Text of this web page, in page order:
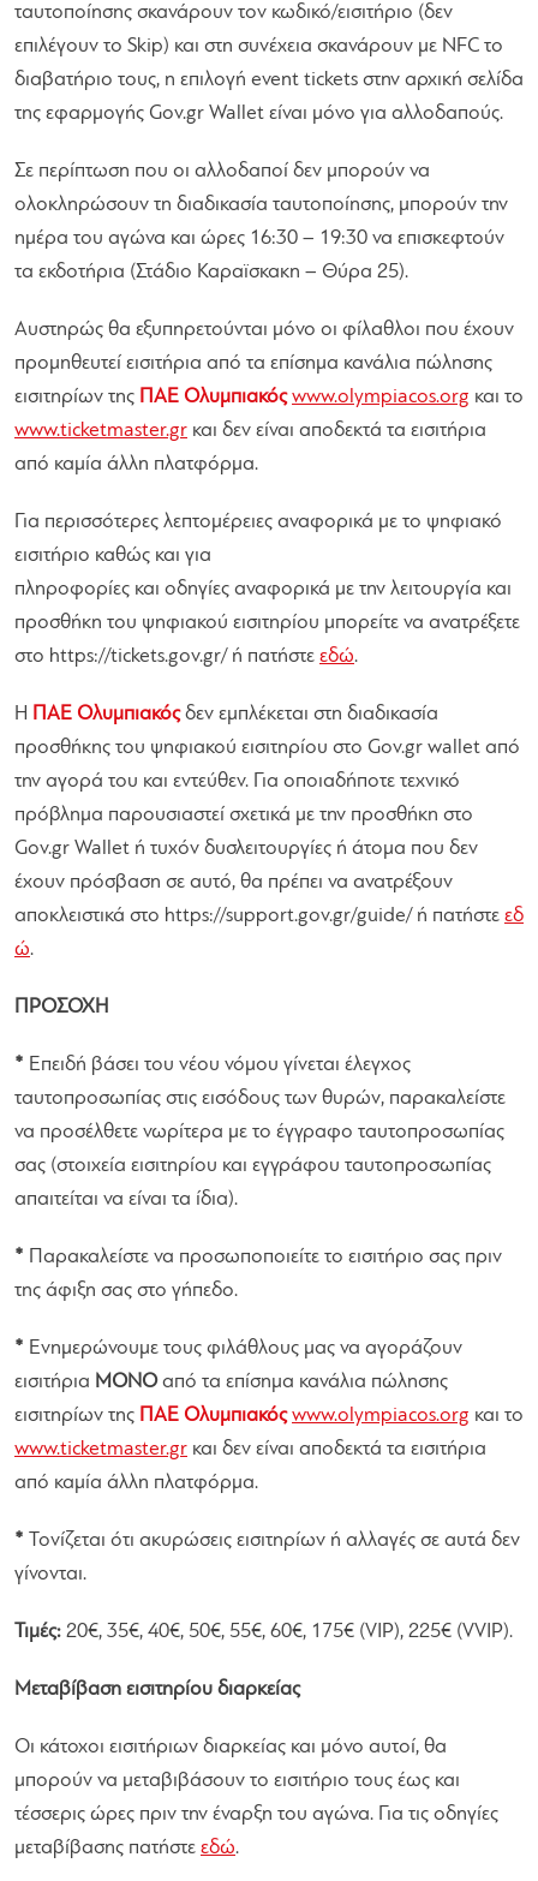
ταυτοποίησης σκανάρουν τον κωδικό/εισιτήριο (δεν
επιλέγουν το Skip) και στη συνέχεια σκανάρουν με NFC το
διαβατήριο τους, η επιλογή event tickets στην αρχική σελίδα
της εφαρμογής Gov.gr Wallet είναι μόνο για αλλοδαπούς.
Σε περίπτωση που οι αλλοδαποί δεν μπορούν να
ολοκληρώσουν τη διαδικασία ταυτοποίησης, μπορούν την
ημέρα του αγώνα και ώρες 16:30 – 19:30 να επισκεφτούν
τα εκδοτήρια (Στάδιο Καραϊσκακη – Θύρα 25).
Αυστηρώς θα εξυπηρετούνται μόνο οι φίλαθλοι που έχουν
προμηθευτεί εισιτήρια από τα επίσημα κανάλια πώλησης
εισιτηρίων της ΠΑΕ Ολυμπιακός www.olympiacos.org και το
www.ticketmaster.gr και δεν είναι αποδεκτά τα εισιτήρια
από καμία άλλη πλατφόρμα.
Για περισσότερες λεπτομέρειες αναφορικά με το ψηφιακό
εισιτήριο καθώς και για
πληροφορίες και οδηγίες αναφορικά με την λειτουργία και
προσθήκη του ψηφιακού εισιτηρίου μπορείτε να ανατρέξετε
στο https://tickets.gov.gr/ ή πατήστε εδώ.
Η ΠΑΕ Ολυμπιακόςδεν εμπλέκεται στη διαδικασία
προσθήκης του ψηφιακού εισιτηρίου στο Gov.gr wallet από
την αγορά του και εντεύθεν. Για οποιαδήποτε τεχνικό
πρόβλημα παρουσιαστεί σχετικά με την προσθήκη στο
Gov.gr Wallet ή τυχόν δυσλειτουργίες ή άτομα που δεν
έχουν πρόσβαση σε αυτό, θα πρέπει να ανατρέξουν
αποκλειστικά στο https://support.gov.gr/guide/ ή πατήστε εδ
ώ.
ΠΡΟΣΟΧΗ
* Επειδή βάσει του νέου νόμου γίνεται έλεγχος
ταυτοπροσωπίας στις εισόδους των θυρών, παρακαλείστε
να προσέλθετε νωρίτερα με το έγγραφο ταυτοπροσωπίας
σας (στοιχεία εισιτηρίου και εγγράφου ταυτοπροσωπίας
απαιτείται να είναι τα ίδια).
* Παρακαλείστε να προσωποποιείτε το εισιτήριο σας πριν
της άφιξη σας στο γήπεδο.
* Ενημερώνουμε τους φιλάθλους μας να αγοράζουν
εισιτήρια ΜΟΝΟαπό τα επίσημα κανάλια πώλησης
εισιτηρίων της ΠΑΕ Ολυμπιακός www.olympiacos.org και το
www.ticketmaster.gr και δεν είναι αποδεκτά τα εισιτήρια
από καμία άλλη πλατφόρμα.
* Τονίζεται ότι ακυρώσεις εισιτηρίων ή αλλαγές σε αυτά δεν
γίνονται.
Τιμές: 20€, 35€, 40€, 50€, 55€, 60€, 175€ (VIP), 225€ (VVIP).
Μεταβίβαση εισιτηρίου διαρκείας
Οι κάτοχοι εισιτήριων διαρκείας και μόνο αυτοί, θα
μπορούν να μεταβιβάσουν το εισιτήριo τους έως και
τέσσερις ώρες πριν την έναρξη του αγώνα. Για τις οδηγίες
μεταβίβασης πατήστε εδώ.